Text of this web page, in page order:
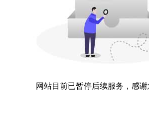
网站目前已暂停后续服务，感谢